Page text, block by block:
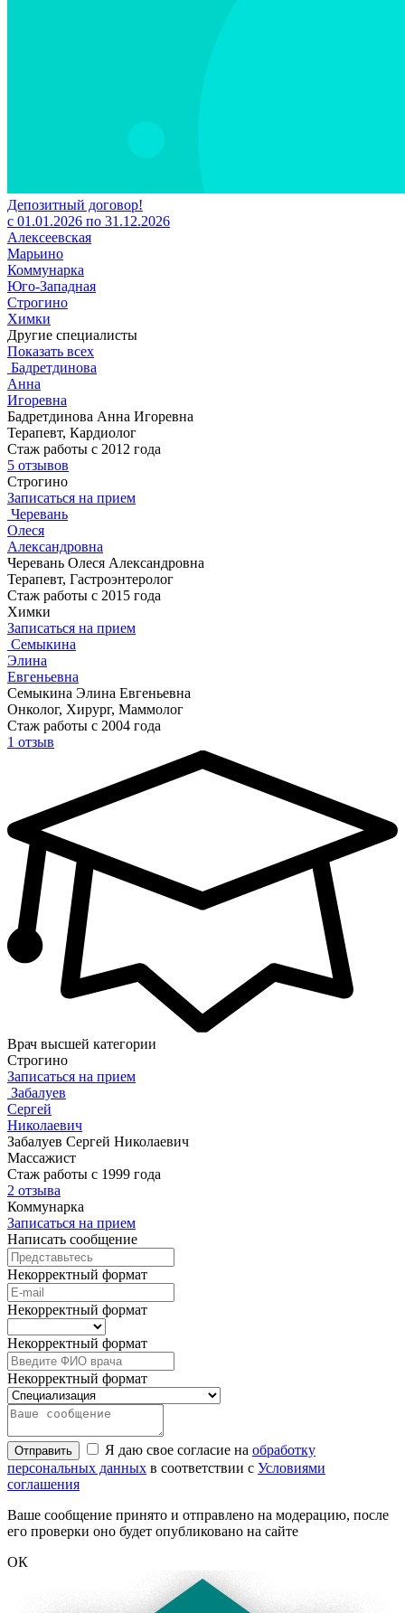
Депозитный договор!
с 01.01.2026 по 31.12.2026
Алексеевская
Марьино
Коммунарка
Юго-Западная
Строгино
Химки
Другие специалисты
Показать всех
Бадретдинова
Анна
Игоревна
Бадретдинова Анна Игоревна
Терапевт, Кардиолог
Стаж работы с 2012 года
5 отзывов
Строгино
Записаться на прием
Черевань
Олеся
Александровна
Черевань Олеся Александровна
Терапевт, Гастроэнтеролог
Стаж работы с 2015 года
Химки
Записаться на прием
Семыкина
Элина
Евгеньевна
Семыкина Элина Евгеньевна
Онколог, Хирург, Маммолог
Стаж работы с 2004 года
1 отзыв
Врач высшей категории
Строгино
Записаться на прием
Забалуев
Сергей
Николаевич
Забалуев Сергей Николаевич
Массажист
Стаж работы с 1999 года
2 отзыва
Коммунарка
Записаться на прием
Написать сообщение
Некорректный формат
Некорректный формат
Некорректный формат
Некорректный формат
Отправить Я даю свое согласие на обработку
персональных данных в соответствии с Условиями
соглашения
Ваше сообщение принято и отправлено на модерацию, после
его проверки оно будет опубликовано на сайте
ОК